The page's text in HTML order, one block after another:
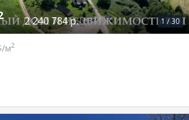
1 /30
2 240 784 р.
м2